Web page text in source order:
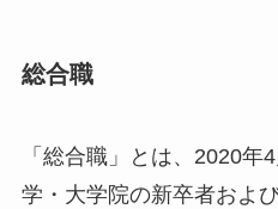
総合職
「総合職」とは、2020
学・大学院の新卒者およ